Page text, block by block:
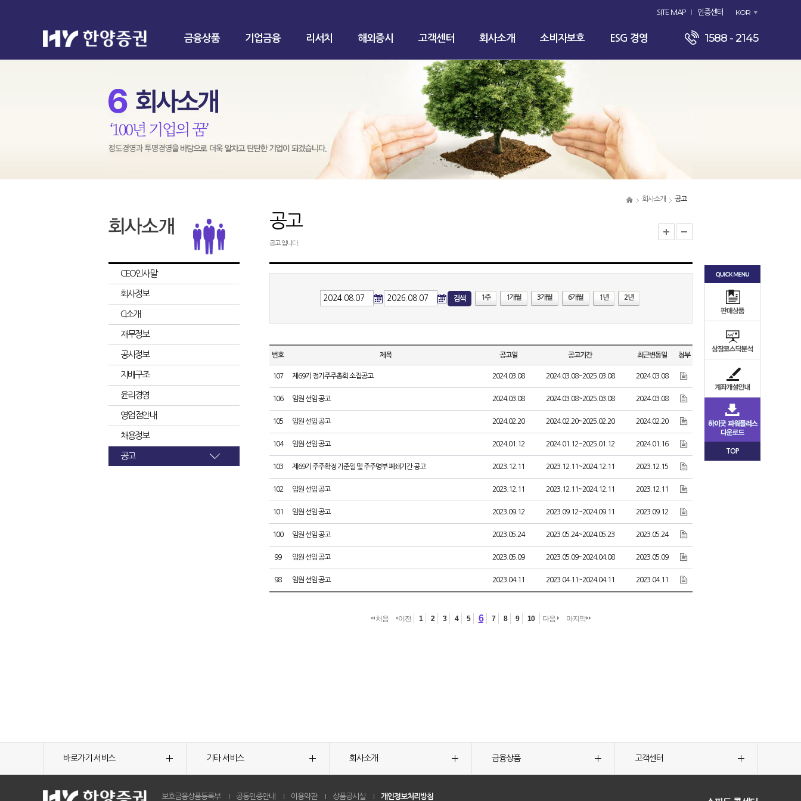
SITE MAP 인증센터 KOR
금융상품 기업금융 리서치 해외증시 고객센터 회사소개 소비자보호 ESG 경영 1588 - 2145
회사소개 공고
CEO인사말
회사정보
CI소개
재무정보
공시정보
지배구조
윤리경영
영업점안내
채용정보
공고
공고
공고 입니다.
검색 1주 1개월 3개월 6개월 1년 2년
번호 제목 공고일 공고기간 최근변동일 첨부
107 제69기 정기주주총회 소집공고 2024.03.08 2024.03.08~2025.03.08 2024.03.08
106 임원 선임 공고 2024.03.08 2024.03.08~2025.03.08 2024.03.08
105 임원 선임 공고 2024.02.20 2024.02.20~2025.02.20 2024.02.20
104 임원 선임 공고 2024.01.12 2024.01.12~2025.01.12 2024.01.16
103 제69기 주주확정 기준일 및 주주명부 폐쇄기간 공고 2023.12.11 2023.12.11~2024.12.11 2023.12.15
102 임원 선임 공고 2023.12.11 2023.12.11~2024.12.11 2023.12.11
101 임원 선임 공고 2023.09.12 2023.09.12~2024.09.11 2023.09.12
100 임원 선임 공고 2023.05.24 2023.05.24~2024.05.23 2023.05.24
99 임원 선임 공고 2023.05.09 2023.05.09~2024.04.08 2023.05.09
98 임원 선임 공고 2023.04.11 2023.04.11~2024.04.11 2023.04.11
처음 이전 1 2 3 4 5 6 7 8 9 10 다음 마지막
TOP
바로가기 서비스 기타 서비스 회사소개 금융상품 고객센터
보호금융상품등록부 공동인증안내 이용약관 상품공시실 개인정보처리방침